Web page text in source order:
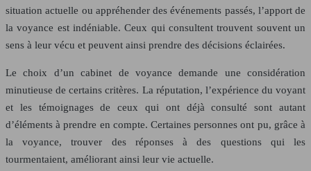
situation actuelle ou appréhender des événements passés, l’apport de
la voyance est indéniable. Ceux qui consultent trouvent souvent un
sens à leur vécu et peuvent ainsi prendre des décisions éclairées.
Le choix d’un cabinet de voyance demande une considération
minutieuse de certains critères. La réputation, l’expérience du voyant
et les témoignages de ceux qui ont déjà consulté sont autant
d’éléments à prendre en compte. Certaines personnes ont pu, grâce à
la voyance, trouver des réponses à des questions qui les
tourmentaient, améliorant ainsi leur vie actuelle.